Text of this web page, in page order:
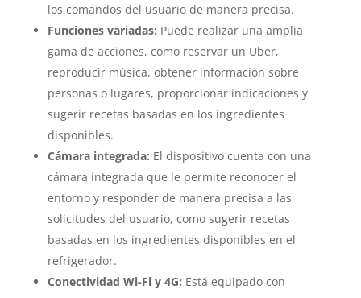
los comandos del usuario de manera precisa.
Funciones variadas: Puede realizar una amplia
gama de acciones, como reservar un Uber,
reproducir música, obtener información sobre
personas o lugares, proporcionar indicaciones y
sugerir recetas basadas en los ingredientes
disponibles.
Cámara integrada: El dispositivo cuenta con una
cámara integrada que le permite reconocer el
entorno y responder de manera precisa a las
solicitudes del usuario, como sugerir recetas
basadas en los ingredientes disponibles en el
refrigerador.
Conectividad Wi-Fi y 4G: Está equipado con